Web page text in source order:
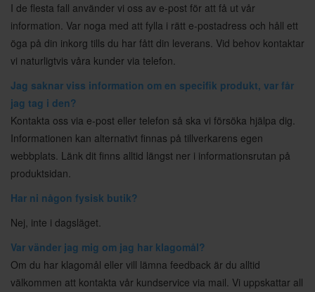
I de flesta fall använder vi oss av e-post för att få ut vår
information. Var noga med att fylla i rätt e-postadress och håll ett
öga på din inkorg tills du har fått din leverans. Vid behov kontaktar
vi naturligtvis våra kunder via telefon.
Jag saknar viss information om en specifik produkt, var får
jag tag i den?
Kontakta oss via e-post eller telefon så ska vi försöka hjälpa dig.
Informationen kan alternativt finnas på tillverkarens egen
webbplats. Länk dit finns alltid längst ner i informationsrutan på
produktsidan.
Har ni någon fysisk butik?
Nej, inte i dagsläget.
Var vänder jag mig om jag har klagomål?
Om du har klagomål eller vill lämna feedback är du alltid
välkommen att kontakta vår kundservice via mail. Vi uppskattar all